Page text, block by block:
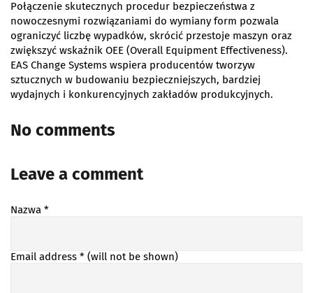
Połączenie skutecznych procedur bezpieczeństwa z
nowoczesnymi rozwiązaniami do wymiany form pozwala
ograniczyć liczbę wypadków, skrócić przestoje maszyn oraz
zwiększyć wskaźnik OEE (Overall Equipment Effectiveness).
EAS Change Systems wspiera producentów tworzyw
sztucznych w budowaniu bezpieczniejszych, bardziej
wydajnych i konkurencyjnych zakładów produkcyjnych.
No comments
Leave a comment
Nazwa *
Email address * (will not be shown)